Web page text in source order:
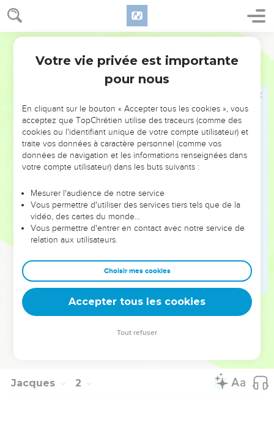
Jacques 1
méchanceté, recevez avec douceur la parole qui a été
plantée en vous et qui peut sauver vos âmes.
Pratiquez la parole et ne l’écoutez pas seulement, en vous
abusant par de faux raisonnements.
Car si quelqu’un écoute la parole et ne la pratique pas, il
visage naturel
et qui, après s’être regardé, s’en va et oublie aussitôt
comment il est.
Mais celui qui a plongé les regards dans la loi parfaite, la
l’oublier, mais en la pratiquant activement, celui-là sera
heureux dans son action même.
Si quelqu’un pense être religieux, sans tenir sa langue en
bride, mais en trompant son cœur, la religion de cet homme
La religion pure et sans tache, devant Dieu le Père,
consiste à visiter les orphelins et les veuves dans leurs
afflictions, et à se garder des souillures du monde.
© Société biblique française – Bibli’O, 1978, avec autorisation. Pour vous procurer
Jacques 2
Votre vie privée est importante
pour nous
En cliquant sur le bouton « Accepter tous les cookies », vous
acceptez que TopChrétien utilise des traceurs (comme des
cookies ou l'identifiant unique de votre compte utilisateur) et
traite vos données à caractère personnel (comme vos
données de navigation et les informations renseignées dans
votre compte utilisateur) dans les buts suivants :
Mesurer l'audience de notre service
Vous permettre d'utiliser des services tiers tels que de la
vidéo, des cartes du monde…
Vous permettre d'entrer en contact avec notre service de
relation aux utilisateurs.
Choisir mes cookies
Accepter tous les cookies
Tout refuser